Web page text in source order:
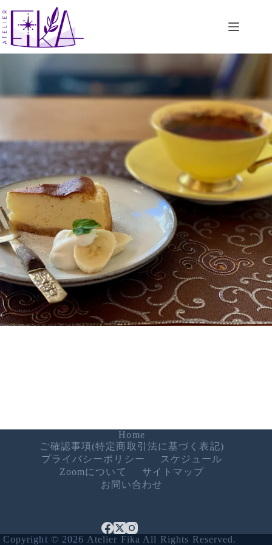
ン
テ
ン
ツ
キ
Home
ご確認事項(特定商取引法に基づく表記)
プライバシーポリシー
スケジュール
Zoomについて
サイトマップ
お問い合わせ
Copyright © 2026 Atelier Fika All Rights Reserved.